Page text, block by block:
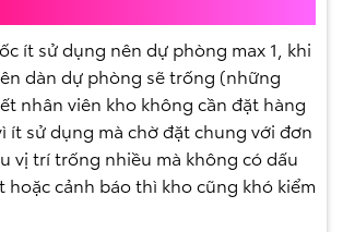
ít sử dụng nên dự phòng max 1, khi
dàn dự phòng sẽ trống (những
nhân viên kho không cần đặt hàng
ít sử dụng mà chờ đặt chung với đơn
vị trí trống nhiều mà không có dấu
hoặc cảnh báo thì kho cũng khó kiểm